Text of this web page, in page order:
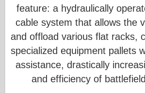
feature: a hydraulically
cable system that allows the
and offload various flat racks,
specialized equipment pallets
assistance, drastically
and efficiency of